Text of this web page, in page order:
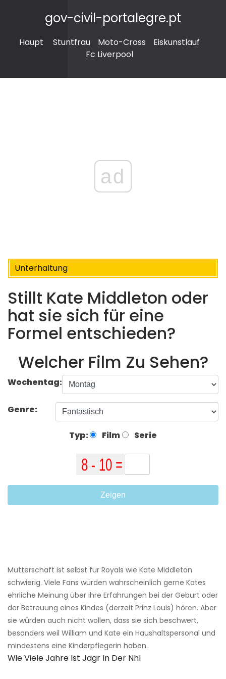
gov-civil-portalegre.pt
Haupt Stuntfrau Moto-Cross
Eiskunstlauf
Fc Liverpool
ad
Unterhaltung
Stillt Kate Middleton oder
hat sie sich für eine
Formel entschieden?
Welcher Film Zu Sehen?
Wochentag:
Genre:
Typ: Film Serie
Zeigen
Mutterschaft ist selbst für Royals wie Kate Middleton
schwierig. Viele Fans würden wahrscheinlich gerne Kates
ehrliche Meinung über ihre Erfahrungen bei der Geburt oder
der Betreuung eines Kindes (derzeit Prinz Louis) hören. Aber
sie würden auch nicht wollen, dass sie sich beschwert,
besonders weil William und Kate ein Haushaltspersonal und
mindestens eine Kinderpflegerin haben.
Wie Viele Jahre Ist Jagr In Der Nhl